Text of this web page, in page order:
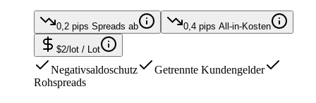
0,2 pips Spreads ab 0,4 pips All-in-Kosten
$2/lot / Lot
Negativsaldoschutz
Getrennte Kundengelder
Rohspreads